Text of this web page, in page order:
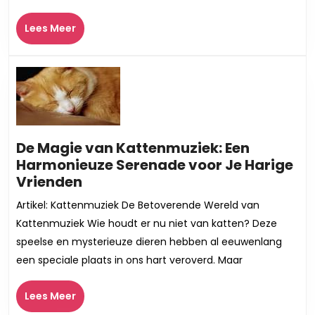
Lees MeerLees
Meer
De Magie van Kattenmuziek: Een
Harmonieuze Serenade voor Je Harige
Vrienden
Magie
van
Kattenmuziek:
Een
Harmonieuze
Serenade
voor
Artikel: Kattenmuziek De Betoverende Wereld van
Kattenmuziek Wie houdt er nu niet van katten? Deze
speelse en mysterieuze dieren hebben al eeuwenlang
een speciale plaats in ons hart veroverd. Maar
Lees MeerLees
Meer